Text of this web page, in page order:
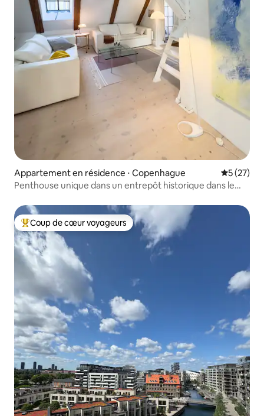
Appartement en résidence ⋅ Copenhague
5 (27)
Penthouse unique dans un entrepôt historique dans le
Coups de cœur voyageurs les plus appréciés
Coup de cœur voyageurs